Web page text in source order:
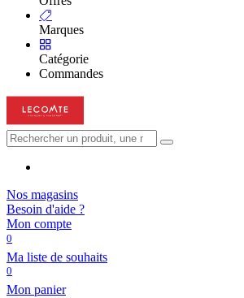
Marques
Catégorie
Commandes
Nos magasins
Besoin d'aide ?
Mon compte
0
Ma liste de souhaits
0
Mon panier